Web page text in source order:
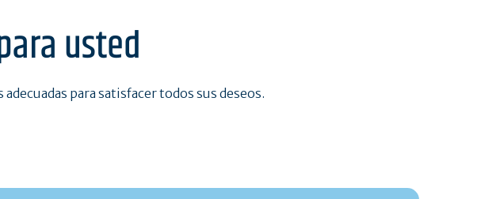
usted
para satisfacer todos sus deseos.